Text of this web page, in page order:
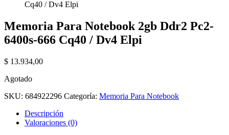
Memoria Para Notebook 2gb Ddr2 Pc2-
6400s-666 Cq40 / Dv4 Elpi
$ 13.934,00
Agotado
SKU: 684922296 Categoría: Memoria Para Notebook
Descripción
Valoraciones (0)